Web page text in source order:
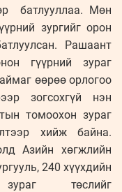
батлууллаа. Мөн
зургийг орон
Рашаант
гүүрний зураг
өөрөө орлогоо
зогсохгүй нэн
томоохон зураг
хийж байна.
Азийн хөгжлийн
240 хүүхдийн
төслийг